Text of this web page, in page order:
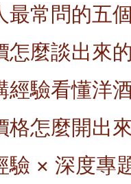
最常問的五
怎麼談出來
經驗看懂洋
格怎麼開出
驗 × 深度專